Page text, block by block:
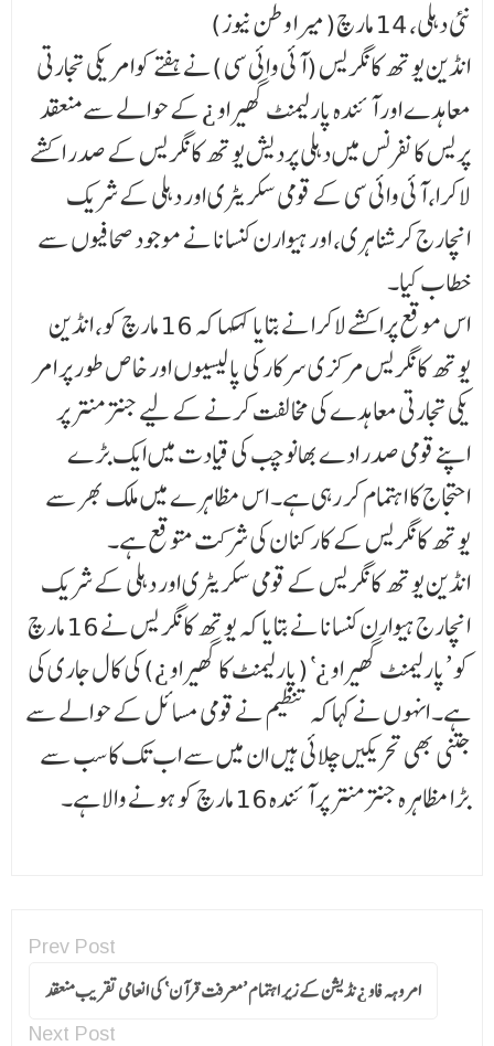
نئی دہلی، 14 مارچ(میرا وطن نیوز)
انڈین یوتھ کانگریس (آئی وائی سی )نے ہفتے کوامریکی تجارتی
معاہدے اور آئندہ پارلیمنٹ گھیراو ¿ کے حوالے سے منعقد
پریس کانفرنس میں دہلی پردیش یوتھ کانگریس کے صدر اکشے
لاکرا، آئی وائی سی کے قومی سکریٹری اور دہلی کے شریک
انچارج کرشنا ہری، اور ہیوارن کنسانا نے موجود صحافیوں سے
خطاب کیا۔
اس موقع پراکشے لاکرا نے بتایا کہکہا کہ 16 مارچ کو، انڈین
یوتھ کانگریس مرکزی سرکار کی پالیسیوں اور خا ص طور پر امر
یکی تجارتی معاہدے کی مخالفت کرنے کے لیے جنتر منتر پر
اپنے قومی صدر ادے بھانو چب کی قیادت میں ایک بڑے
احتجاج کا اہتمام کر رہی ہے۔ اس مظاہرے میں ملک بھر سے
یوتھ کانگریس کے کارکنا ن کی شرکت متوقع ہے۔
انڈین یوتھ کانگریس کے قومی سکریٹری اور دہلی کے شریک
انچارج ہیوارن کنسانا نے بتایا کہ یوتھ کانگر یس نے 16 مارچ
کو ’پارلیمنٹ گھیراو ¿‘ (پارلیمنٹ کا گھیراو ¿) کی کال جاری کی
ہے۔ انہوں نے کہا کہ تنظیم نے قومی مسائل کے حوالے سے
جتنی بھی تحریکیں چلائی ہیں ان میں سے اب تک کا سب سے
بڑا مظاہرہ جنتر منتر پر آئندہ 16 مارچ کو ہونے والا ہے۔
Prev Post
امروہہ فاو ¿نڈیشن کے زیر اہتمام ’معرفت قرآن‘ کی انعامی تقریب منعقد
Next Post